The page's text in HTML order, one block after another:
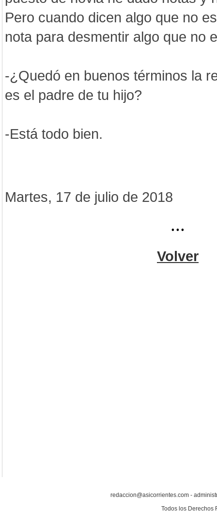
Pero cuando dicen algo que no
nota para desmentir algo que no
-¿Quedó en buenos términos la
es el padre de tu hijo?
-Está todo bien.
Martes, 17 de julio de 2018
...
Volver
redaccion@asicorrientes.com -
Todos los Derechos